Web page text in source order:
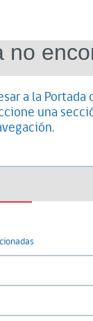
no
a la Portada
una